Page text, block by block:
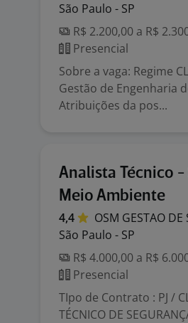
São Paulo - SP
R$ 2.200,00 a R$
Presencial
Sobre a vaga: Regime
Gestão de Engenharia
Atribuições da pos...
Analista Técnico -
Meio Ambiente
4,4 OSM GESTAO
São Paulo - SP
R$ 4.000,00 a R$
Presencial
TIpo de Contrato : PJ /
TÉCNICO DE